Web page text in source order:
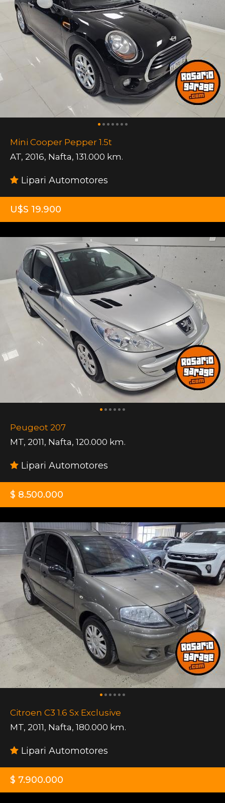
Mini Cooper Pepper 1.5t
AT, 2016, Nafta, 131.000 km.
Lipari Automotores
U$S 19.900
Peugeot 207
MT, 2011, Nafta, 120.000 km.
Lipari Automotores
$ 8.500.000
Citroen C3 1.6 Sx Exclusive
MT, 2011, Nafta, 180.000 km.
Lipari Automotores
$ 7.900.000